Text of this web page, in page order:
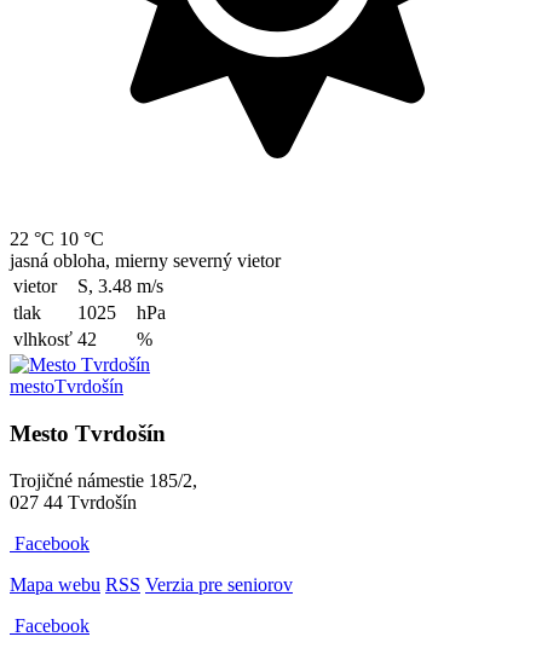
22 °C 10 °C
jasná obloha, mierny severný vietor
vietor
S, 3.48 m/s
tlak
1025
hPa
vlhkosť 42 %
mestoTvrdošín
Mesto Tvrdošín
Trojičné námestie 185/2,
027 44 Tvrdošín
Facebook
Mapa webu RSS Verzia pre seniorov
Facebook